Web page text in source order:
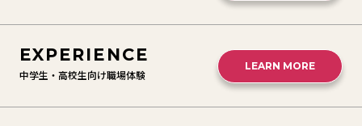
EXPERIENCE
中学生・高校生向け職場体験
LEARN MORE